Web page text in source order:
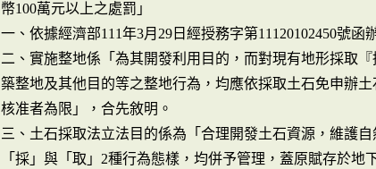
幣100萬元以上之處罰」
一、依據經濟部111年3月29日經授務字第11120102450號函
二、實施整地係「為其開發利用目的，而對現有地形採取
築整地及其他目的等之整地行為，均應依採取土石免申辦
核准者為限」，合先敘明。
三、土石採取法立法目的係為「合理開發土石資源，維護
「採」與「取」2種行為態樣，均併予管理，蓋原賦存於